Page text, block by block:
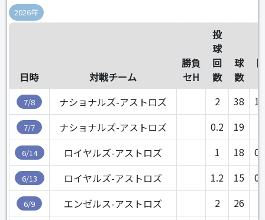
2026年
日時 対戦チーム
勝負
セH
投
球
回
数
球
数
7/8 ナショナルズ-アストロズ 2 38
7/7 ナショナルズ-アストロズ 0.2 19
6/14 ロイヤルズ-アストロズ 1 18
6/13 ロイヤルズ-アストロズ 1.2 15
6/9 エンゼルス-アストロズ 2 26